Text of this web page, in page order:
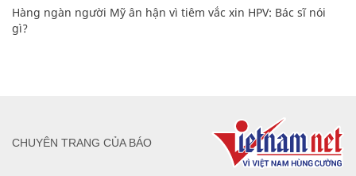
Hàng ngàn người Mỹ ân hận vì tiêm vắc xin HPV: Bác sĩ nói
gì?
CHUYÊN TRANG CỦA BÁO